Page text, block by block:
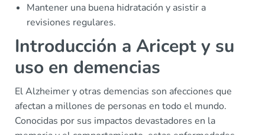
Mantener una buena hidratación y asistir a
revisiones regulares.
Introducción a Aricept y su
uso en demencias
El Alzheimer y otras demencias son afecciones que
afectan a millones de personas en todo el mundo.
Conocidas por sus impactos devastadores en la